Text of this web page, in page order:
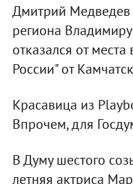
Дмитрий Медведев
региона
отказался от
России" от
Красавица из
Впрочем, для
В Думу шестого
летняя актриса